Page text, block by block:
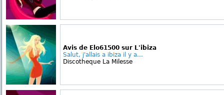
Avis de Elo61500 sur L'ibiza
Salut, j'allais a ibiza il y a...
Discotheque La Milesse